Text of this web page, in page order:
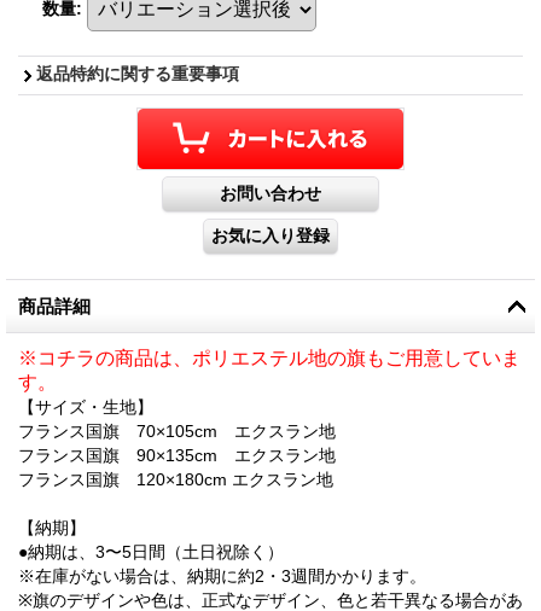
数量:
返品特約に関する重要事項
商品詳細
※コチラの商品は、ポリエステル地の旗もご用意していま
す。
【サイズ・生地】
フランス国旗 70×105cm エクスラン地
フランス国旗 90×135cm エクスラン地
フランス国旗 120×180cm エクスラン地
【納期】
●納期は、3〜5日間（土日祝除く）
※在庫がない場合は、納期に約2・3週間かかります。
※旗のデザインや色は、正式なデザイン、色と若干異なる場合があ